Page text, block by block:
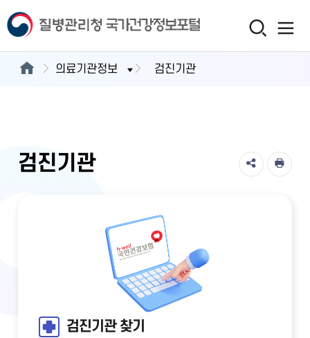
의료기관정보 검진기관
검진기관
검진기관 찾기